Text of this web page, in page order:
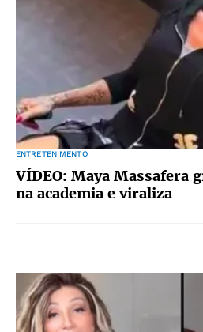
ENTRETENIMENTO
VÍDEO: Maya Massafera
na academia e viraliza